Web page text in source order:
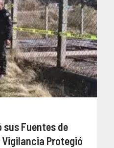
Fuentes de
Protegió